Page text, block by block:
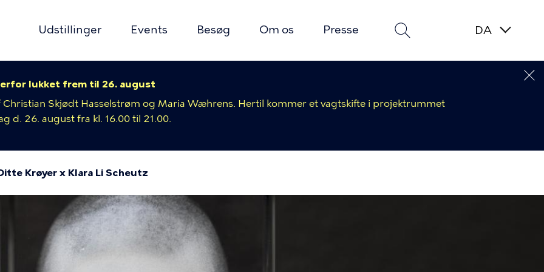
Udstillinger Events Besøg Om os Presse
lukket frem til 26. august
Skjødt Hasselstrøm og Maria Wæhrens. Hertil kommer et vagtskifte i projektrummet
d. 26. august fra kl. 16.00 til 21.00.
Krøyer x Klara Li Scheutz